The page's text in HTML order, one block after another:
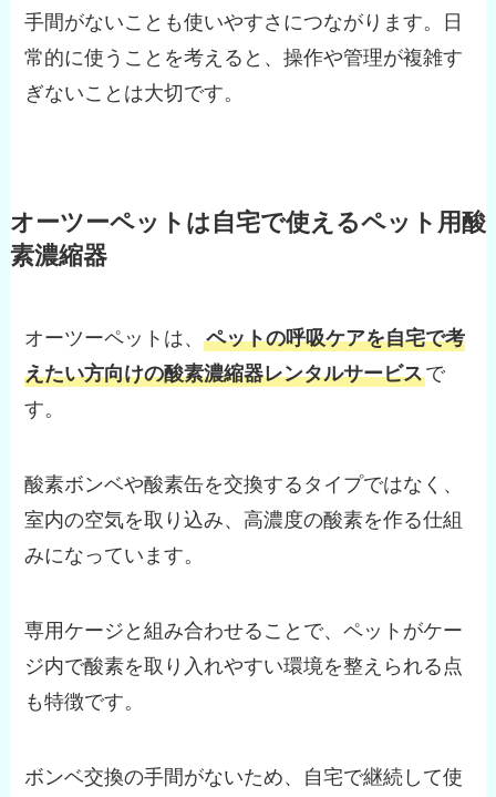
手間がないことも使いやすさにつながります。日
常的に使うことを考えると、操作や管理が複雑す
ぎないことは大切です。
オーツーペットは自宅で使えるペット用酸
素濃縮器
オーツーペットは、ペットの呼吸ケアを自宅で考
えたい方向けの酸素濃縮器レンタルサービスで
す。
酸素ボンベや酸素缶を交換するタイプではなく、
室内の空気を取り込み、高濃度の酸素を作る仕組
みになっています。
専用ケージと組み合わせることで、ペットがケー
ジ内で酸素を取り入れやすい環境を整えられる点
も特徴です。
ボンベ交換の手間がないため、自宅で継続して使